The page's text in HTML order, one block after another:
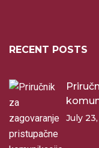
RECENT POSTS
July